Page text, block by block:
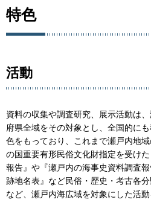
特色
活動
資料の収集や調査研究、展示活動は
府県全域をその対象とし、全国的に
色をもっており、これまで瀬戸内地
の国重要有形民俗文化財指定を受け
報告』や『瀬戸内の海事史資料調査
跡地名表』など民俗・歴史・考古各
など、瀬戸内海広域を対象にした活動